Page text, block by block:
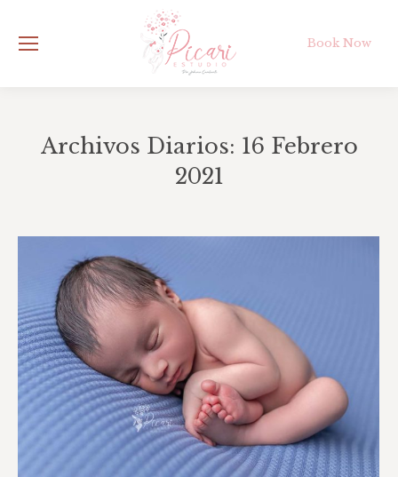
Book Now
Archivos Diarios: 16 Febrero
2021